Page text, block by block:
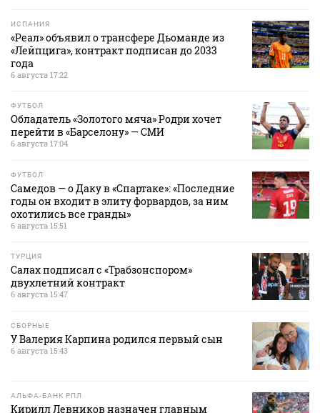
ИСПАНИЯ
«Реал» объявил о трансфере Дьоманде из
«Лейпцига», контракт подписан до 2033
года
6 августа 17:22
ФУТБОЛ
Обладатель «Золотого мяча» Родри хочет
перейти в «Барселону» — СМИ
6 августа 17:04
ФУТБОЛ
Самедов — о Даку в «Спартаке»: «Последние
годы он входит в элиту форвардов, за ним
охотились все гранды»
6 августа 15:51
ТУРЦИЯ
Салах подписал с «Трабзонспором»
двухлетний контракт
6 августа 15:47
СБОРНЫЕ
У Валерия Карпина родился первый сын
6 августа 15:43
АЛЬФА-БАНК РПЛ
Кирилл Левников назначен главным